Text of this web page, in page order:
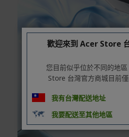
歡迎來到 Acer Store
您目前似乎位於不同的地
Store 台灣官方商城目前
我有台灣配送地址
我要配送至其他地區